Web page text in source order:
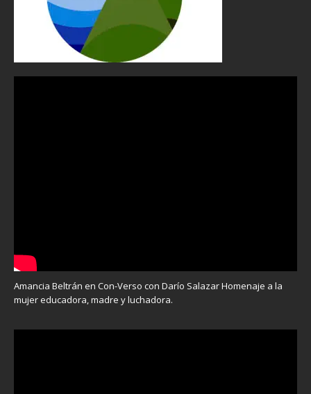
Amancia Beltrán en Con-Verso con Darío Salazar Homenaje a la
mujer educadora, madre y luchadora.